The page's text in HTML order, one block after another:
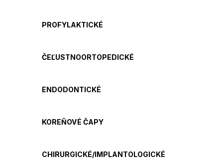
PROFYLAKTICKÉ
ČEĽUSTNOORTOPEDICKÉ
ENDODONTICKÉ
KOREŇOVÉ ČAPY
CHIRURGICKÉ/IMPLANTOLOGICKÉ